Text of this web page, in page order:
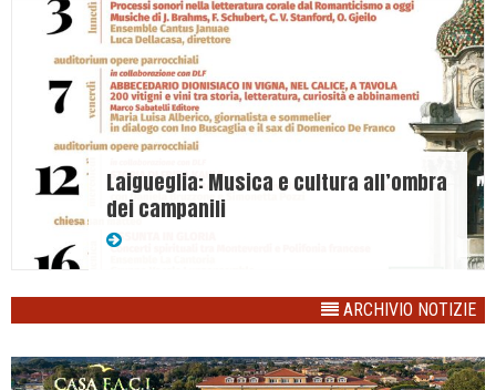
Laigueglia: Musica e cultura all’ombra
dei campanili
ARCHIVIO NOTIZIE